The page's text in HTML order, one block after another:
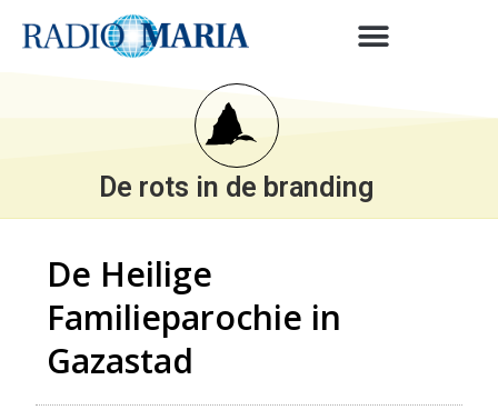
De rots in de branding
De Heilige
Familieparochie in
Gazastad